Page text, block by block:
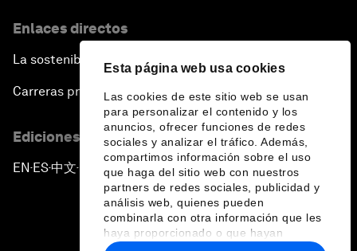
Esta página web usa cookies
Las cookies de este sitio web se usan
para personalizar el contenido y los
anuncios, ofrecer funciones de redes
sociales y analizar el tráfico. Además,
compartimos información sobre el uso
que haga del sitio web con nuestros
partners de redes sociales, publicidad y
análisis web, quienes pueden
combinarla con otra información que les
haya proporcionado o que hayan
recopilado a partir del uso que haya
Enlaces directos
La sostenibilidad en el Foro
Carreras profesionales
Ediciones en otros idiomas
EN ▪ES▪中文▪ 日本語